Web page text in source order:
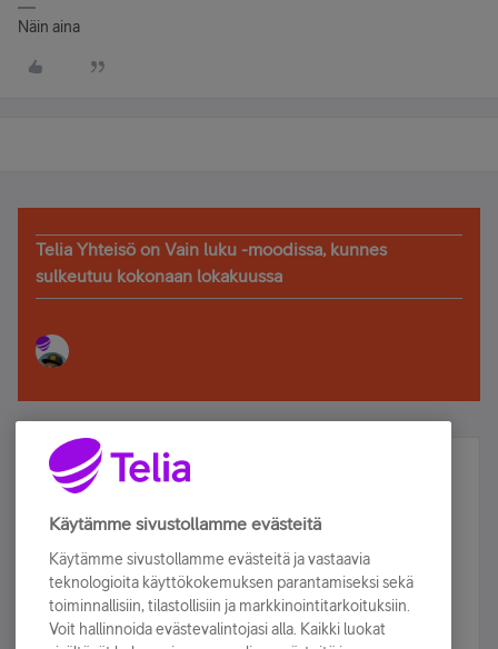
Näin aina
Telia Yhteisö on Vain luku -moodissa, kunnes
sulkeutuu kokonaan lokakuussa
Älä jää paitsi – osallistu ja voita!
Tilaa Telian uutiskirje ja olet mukana arvonnassa.
sähköpostiisi.
Tilaa nyt
Käytämme sivustollamme evästeitä
Käytämme sivustollamme evästeitä ja vastaavia
teknologioita käyttökokemuksen parantamiseksi sekä
toiminnallisiin, tilastollisiin ja markkinointitarkoituksiin.
Voit hallinnoida evästevalintojasi alla. Kaikki luokat